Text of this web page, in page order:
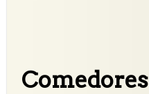
Comedores